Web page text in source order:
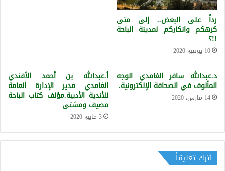
رداً على البعض.. إلى متى
كرهكم وانكاركم لمدينة الباحة
!!؟
10 يونيو، 2020
د.عبدالله سافر الغامدي الوجه
المألوف في الصحافة الإلكترونية.
14 مارس، 2020
أ.عبدالله بن أحمد الأفندي
الغامدي مدير الإدارة العامة
للأندية الأدبية.مؤلف كتاب الباحة
مصيف ومشتى
3 مايو، 2020
اترك تعليقاً